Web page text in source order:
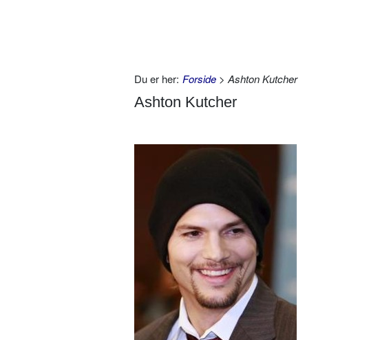
Du er her: Forside > Ashton Kutcher
Ashton Kutcher